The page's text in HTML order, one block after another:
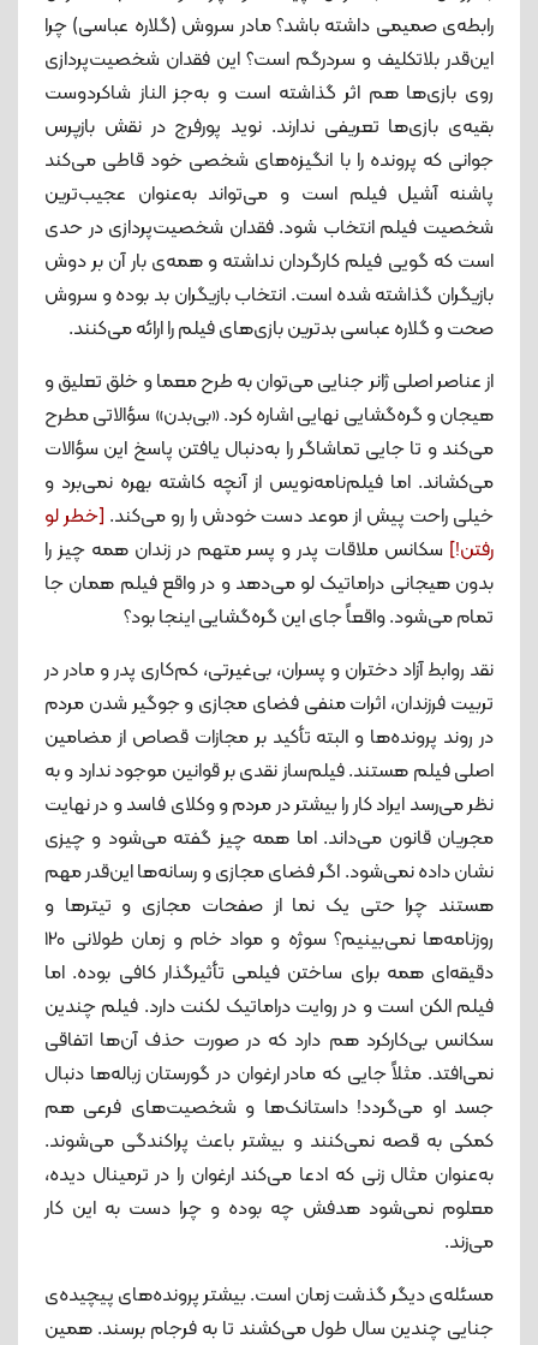
رابطه‌ی صمیمی داشته باشد؟ مادر سروش (گلاره عباسی) چرا
این‌قدر بلاتکلیف و سردرگم است؟ این فقدان شخصیت‌پردازی
روی بازی‌ها هم اثر گذاشته است و به‌جز الناز شاکردوست
بقیه‌ی بازی‌ها تعریفی ندارند. نوید پورفرج در نقش بازپرس
جوانی که پرونده را با انگیزه‌های شخصی خود قاطی می‌کند
پاشنه آشیل فیلم است و می‌تواند به‌عنوان عجیب‌ترین
شخصیت فیلم انتخاب شود. فقدان شخصیت‌پردازی در حدی
است که گویی فیلم کارگردان نداشته و همه‌ی بار آن بر دوش
بازیگران گذاشته شده است. انتخاب بازیگران بد بوده و سروش
صحت و گلاره عباسی بدترین بازی‌های فیلم را ارائه می‌کنند.
از عناصر اصلی ژانر جنایی می‌توان به طرح معما و خلق تعلیق و
هیجان و گره‌گشایی نهایی اشاره کرد. «بی‌بدن» سؤالاتی مطرح
می‌کند و تا جایی تماشاگر را به‌دنبال یافتن پاسخ این سؤالات
می‌کشاند. اما فیلم‌نامه‌نویس از آنچه کاشته بهره نمی‌برد و
خیلی راحت پیش از موعد دست خودش را رو می‌کند. [خطر لو
رفتن!] سکانس ملاقات پدر و پسر متهم در زندان همه چیز را
بدون هیجانی دراماتیک لو می‌دهد و در واقع فیلم همان جا
تمام می‌شود. واقعاً جای این گره‌گشایی اینجا بود؟
نقد روابط آزاد دختران و پسران، بی‌غیرتی، کم‌کاری پدر و مادر در
تربیت فرزندان، اثرات منفی فضای مجازی و جوگیر شدن مردم
در روند پرونده‌ها و البته تأکید بر مجازات قصاص از مضامین
اصلی فیلم هستند. فیلم‌ساز نقدی بر قوانین موجود ندارد و به
نظر می‌رسد ایراد کار را بیشتر در مردم و وکلای فاسد و در نهایت
مجریان قانون می‌داند. اما همه چیز گفته می‌شود و چیزی
نشان داده نمی‌شود. اگر فضای مجازی و رسانه‌ها این‌قدر مهم
هستند چرا حتی یک نما از صفحات مجازی و تیترها و
روزنامه‌ها نمی‌بینیم؟ سوژه و مواد خام و زمان طولانی 120
دقیقه‌ای همه برای ساختن فیلمی تأثیرگذار کافی بوده. اما
فیلم الکن است و در روایت دراماتیک لکنت دارد. فیلم چندین
سکانس بی‌کارکرد هم دارد که در صورت حذف آن‌ها اتفاقی
نمی‌افتد. مثلاً جایی که مادر ارغوان در گورستان زباله‌ها دنبال
جسد او می‌گردد! داستانک‌ها و شخصیت‌های فرعی هم
کمکی به قصه نمی‌کنند و بیشتر باعث پراکندگی می‌شوند.
به‌عنوان مثال زنی که ادعا می‌کند ارغوان را در ترمینال دیده،
معلوم نمی‌شود هدفش چه بوده و چرا دست به این کار
می‌زند.
مسئله‌ی دیگر گذشت زمان است. بیشتر پرونده‌های پیچیده‌ی
جنایی چندین سال طول می‌کشند تا به فرجام برسند. همین